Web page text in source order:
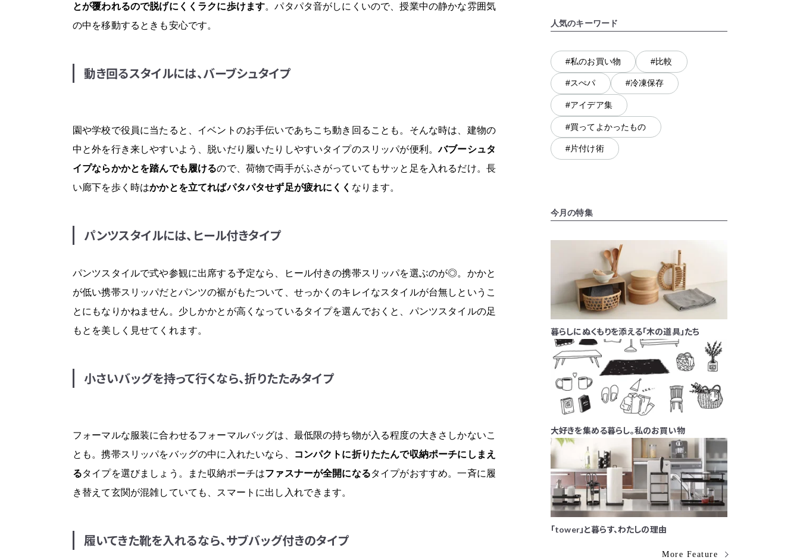
とが覆われるので脱げにくくラクに歩けます。パタパタ音がしにくいので、授業中の静かな雰囲気
の中を移動するときも安心です。
動き回るスタイルには、バーブシュタイプ
園や学校で役員に当たると、イベントのお手伝いであちこち動き回ることも。そんな時は、建物の
中と外を行き来しやすいよう、脱いだり履いたりしやすいタイプのスリッパが便利。バブーシュタ
イプならかかとを踏んでも履けるので、荷物で両手がふさがっていてもサッと足を入れるだけ。長
い廊下を歩く時はかかとを立てればパタパタせず足が疲れにくく なります。
パンツスタイルには、ヒール付きタイプ
パンツスタイルで式や参観に出席する予定なら、ヒール付きの携帯スリッパを選ぶのが◎。かかと
が低い携帯スリッパだとパンツの裾がもたついて、せっかくのキレイなスタイルが台無しというこ
とにもなりかねません。少しかかとが高くなっているタイプを選んでおくと、パンツスタイルの足
もとを美しく見せてくれます。
小さいバッグを持って行くなら、折りたたみタイプ
フォーマルな服装に合わせるフォーマルバッグは、最低限の持ち物が入る程度の大きさしかないこ
とも。携帯スリッパをバッグの中に入れたいなら、
コンパクトに折りたたんで収納ポーチにしまえ
るタイプを選びましょう。また収納ポーチはファスナーが全開になるタイプがおすすめ。一斉に履
き替えて玄関が混雑していても、スマートに出し入れできます。
履いてきた靴を入れるなら、サブバッグ付きのタイプ
人気のキーワード
#私のお買い物 #比較
#スぺパ #冷凍保存
#アイデア集
#買ってよかったもの
#片付け術
今月の特集
暮らしにぬくもりを添える「木の道具」たち
大好きを集める暮らし。私のお買い物
「tower」と暮らす、わたしの理由
More Feature